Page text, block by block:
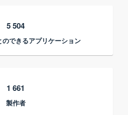
5 504
のできるアプリケーション
1 661
製作者